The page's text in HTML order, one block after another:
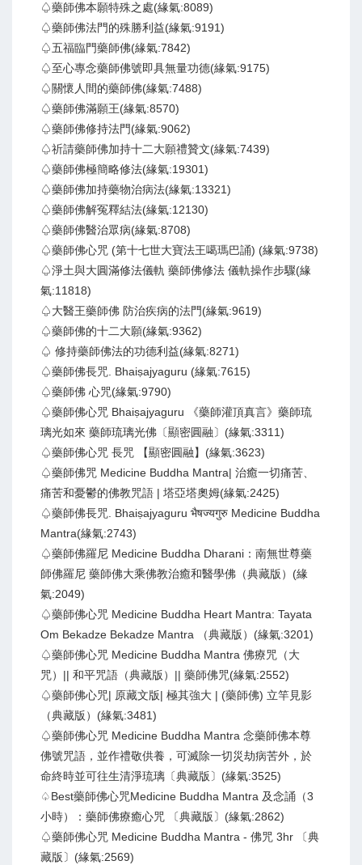
♤藥師佛本願特殊之處(緣氣:8089)
♤藥師佛法門的殊勝利益(緣氣:9191)
♤五福臨門藥師佛(緣氣:7842)
♤至心專念藥師佛號即具無量功德(緣氣:9175)
♤關懷人間的藥師佛(緣氣:7488)
♤藥師佛滿願王(緣氣:8570)
♤藥師佛修持法門(緣氣:9062)
♤祈請藥師佛加持十二大願禮贊文(緣氣:7439)
♤藥師佛極簡略修法(緣氣:19301)
♤藥師佛加持藥物治病法(緣氣:13321)
♤藥師佛解冤釋結法(緣氣:12130)
♤藥師佛醫治眾病(緣氣:8708)
♤藥師佛心咒 (第十七世大寶法王噶瑪巴誦) (緣氣:9738)
♤淨土與大圓滿修法儀軌 藥師佛修法 儀軌操作步驟(緣
氣:11818)
♤大醫王藥師佛 防治疾病的法門(緣氣:9619)
♤藥師佛的十二大願(緣氣:9362)
♤ 修持藥師佛法的功德利益(緣氣:8271)
♤藥師佛長咒. Bhaiṣajyaguru (緣氣:7615)
♤藥師佛 心咒(緣氣:9790)
♤藥師佛心咒 Bhaiṣajyaguru 《藥師灌頂真言》藥師琉
璃光如來 藥師琉璃光佛〔顯密圓融〕(緣氣:3311)
♤藥師佛心咒 長咒 【顯密圓融】(緣氣:3623)
♤藥師佛咒 Medicine Buddha Mantra| 治癒一切痛苦、
痛苦和憂鬱的佛教咒語 | 塔亞塔奧姆(緣氣:2425)
♤藥師佛長咒. Bhaiṣajyaguru भैषज्यगुरु Medicine Buddha
Mantra(緣氣:2743)
♤藥師佛羅尼 Medicine Buddha Dharani：南無世尊藥
師佛羅尼 藥師佛大乘佛教治癒和醫學佛（典藏版）(緣
氣:2049)
♤藥師佛心咒 Medicine Buddha Heart Mantra: Tayata
Om Bekadze Bekadze Mantra （典藏版）(緣氣:3201)
♤藥師佛心咒 Medicine Buddha Mantra 佛療咒（大
咒）|| 和平咒語（典藏版）|| 藥師佛咒(緣氣:2552)
♤藥師佛心咒| 原藏文版| 極其強大 | (藥師佛) 立竿見影
（典藏版）(緣氣:3481)
♤藥師佛心咒 Medicine Buddha Mantra 念藥師佛本尊
佛號咒語，並作禮敬供養，可滅除一切災劫病苦外，於
命終時並可往生清淨琉璃〔典藏版〕(緣氣:3525)
♤Best藥師佛心咒Medicine Buddha Mantra 及念誦（3
小時）：藥師佛療癒心咒 〔典藏版〕(緣氣:2862)
♤藥師佛心咒 Medicine Buddha Mantra - 佛咒 3hr 〔典
藏版〕(緣氣:2569)